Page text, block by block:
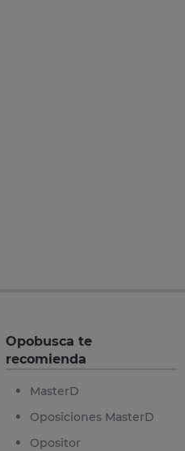
Opobusca te
recomienda
MasterD
Oposiciones MasterD
Opositor